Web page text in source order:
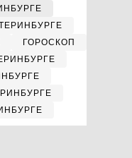
ГОРОСКОП